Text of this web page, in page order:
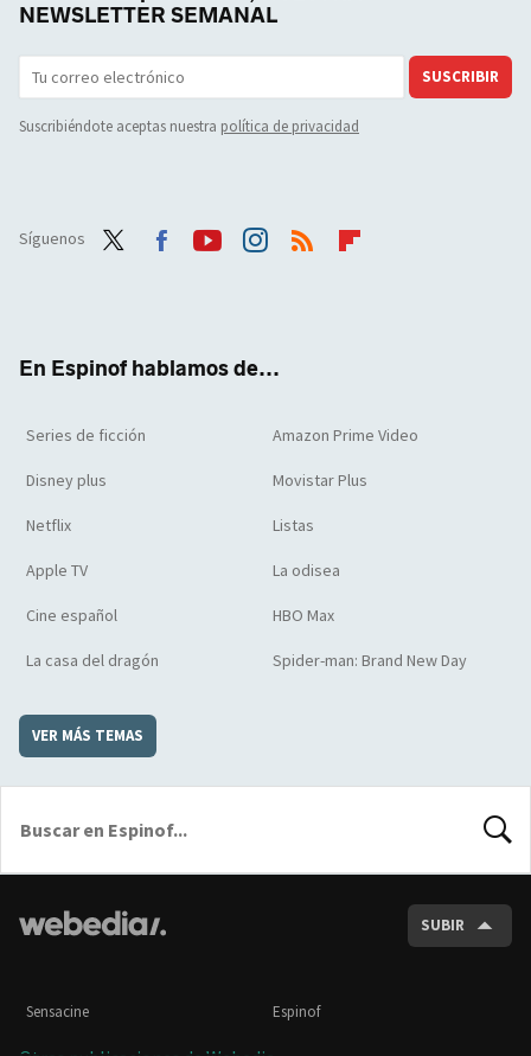
NEWSLETTER SEMANAL
SUSCRIBIR
Suscribiéndote aceptas nuestra política de privacidad
Síguenos
En Espinof hablamos de...
Series de ficción Amazon Prime Video
Disney plus Movistar Plus
Netflix Listas
Apple TV La odisea
Cine español HBO Max
La casa del dragón Spider-man: Brand New Day
VER MÁS TEMAS
SUBIR
Sensacine Espinof